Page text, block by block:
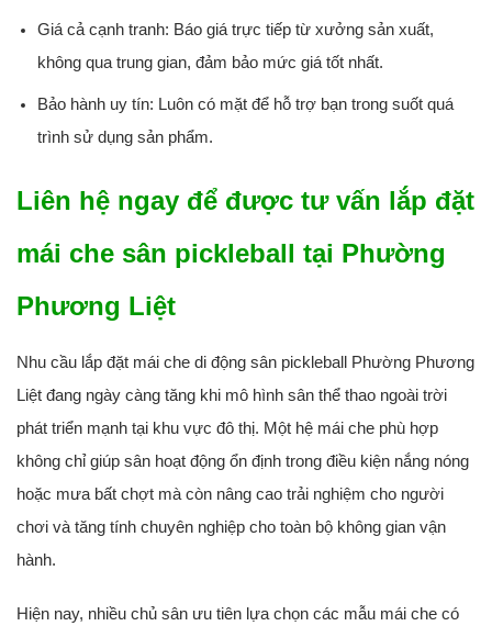
Giá cả cạnh tranh: Báo giá trực tiếp từ xưởng sản xuất,
không qua trung gian, đảm bảo mức giá tốt nhất.
Bảo hành uy tín: Luôn có mặt để hỗ trợ bạn trong suốt quá
trình sử dụng sản phẩm.
Liên hệ ngay để được tư vấn lắp đặt
mái che sân pickleball tại Phường
Phương Liệt
Nhu cầu lắp đặt mái che di động sân pickleball Phường Phương
Liệt đang ngày càng tăng khi mô hình sân thể thao ngoài trời
phát triển mạnh tại khu vực đô thị. Một hệ mái che phù hợp
không chỉ giúp sân hoạt động ổn định trong điều kiện nắng nóng
hoặc mưa bất chợt mà còn nâng cao trải nghiệm cho người
chơi và tăng tính chuyên nghiệp cho toàn bộ không gian vận
hành.
Hiện nay, nhiều chủ sân ưu tiên lựa chọn các mẫu mái che có